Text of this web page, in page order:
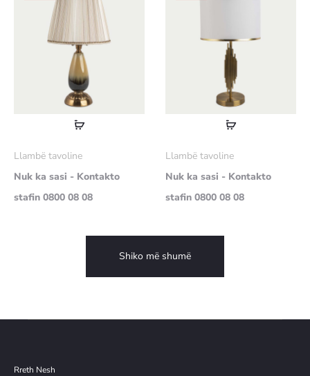
Lexoni
Llambë tavoline
Nuk ka sasi - Kontakto
stafin 0800 08 08
Lexoni
Llambë tavoline
Nuk ka sasi - Kontakto
stafin 0800 08 08
Shiko më shumë
Rreth Nesh